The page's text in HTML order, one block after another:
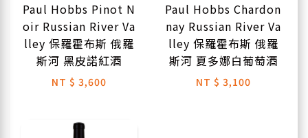
Paul Hobbs Pinot N
oir Russian River Va
lley 保羅霍布斯 俄羅
斯河 黑皮諾紅酒
NT $ 3,600
Paul Hobbs Chardon
nay Russian River Va
lley 保羅霍布斯 俄羅
斯河 夏多娜白葡萄酒
NT $ 3,100